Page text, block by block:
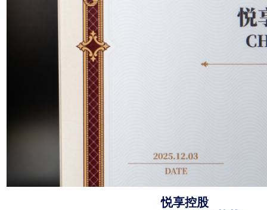
阳光，照亮我们前行
悦享控股